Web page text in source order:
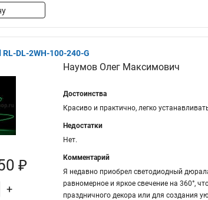
DL-2WH-100-240-G
₽
+
Наумов Олег Максимович
Достоинства
Красиво и практично, легко
Недостатки
Нет.
Комментарий
Я недавно приобрел светодиодный
равномерное и яркое свечение на 360°,
праздничного декора или для создания